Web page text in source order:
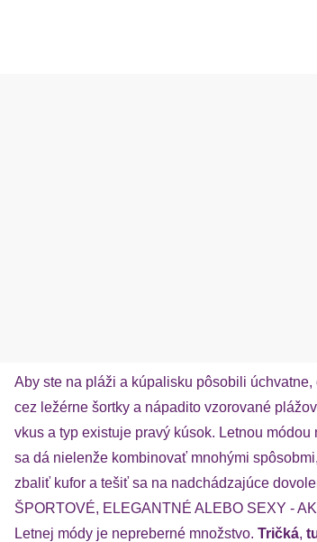
Aby ste na pláži a kúpalisku pôsobili
cez ležérne šortky a nápadito vzorované
vkus a typ existuje pravý kúsok. Letnou
sa dá nielenže kombinovať mnohými
zbaliť kufor a tešiť sa na nadchádzajúce
ŠPORTOVÉ, ELEGANTNÉ ALEBO SEXY -
Letnej módy je nepreberné množstvo. Tričká,